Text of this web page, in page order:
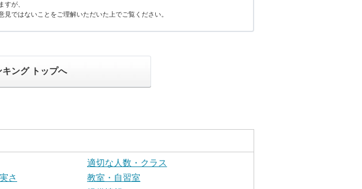
すが、
ではないことをご理解いただいた上でご覧ください。
ング トップへ
適切な人数・クラス
さ
教室・自習室